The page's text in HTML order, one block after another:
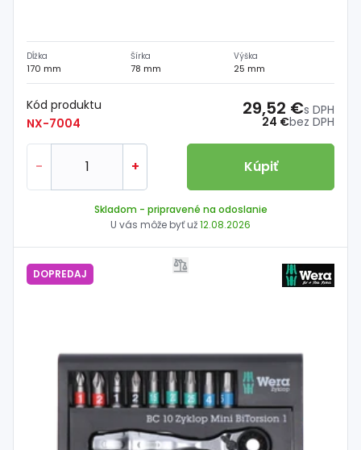
Dĺžka
170 mm
Šírka
78 mm
Výška
25 mm
Kód produktu
NX-7004
24 €bez DPH
29,52 €s DPH
- + Kúpiť
Skladom - pripravené na odoslanie
U vás môže byť už12.08.2026
DOPREDAJ